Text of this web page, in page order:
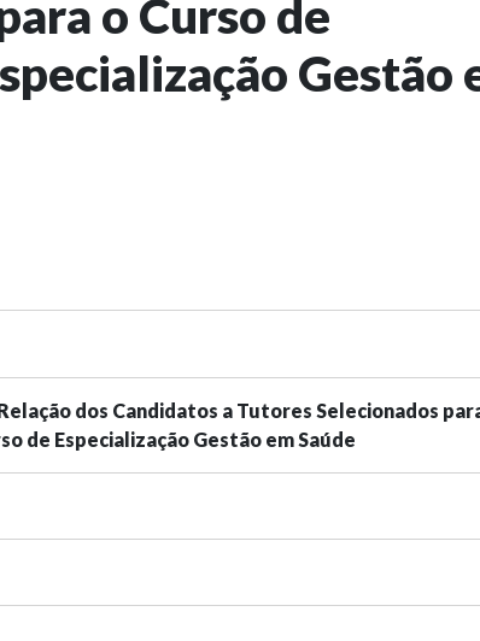
o Curso de
Gestão
dos Candidatos a Tutores Selecionados
de Especialização Gestão em Saúde